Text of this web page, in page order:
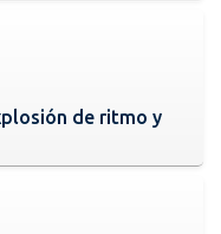
de ritmo y